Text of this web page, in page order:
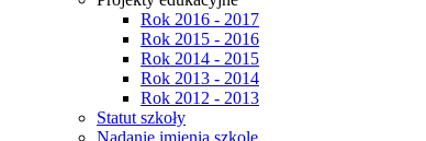
Rok 2016 - 2017
Rok 2015 - 2016
Rok 2014 - 2015
Rok 2013 - 2014
Rok 2012 - 2013
Statut szkoły
Nadanie imienia szkole